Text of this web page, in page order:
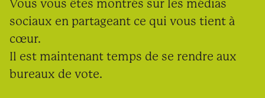
Vous vous êtes montrés sur les médias
sociaux en partageant ce qui vous tient à
cœur.
Il est maintenant temps de se rendre aux
bureaux de vote.